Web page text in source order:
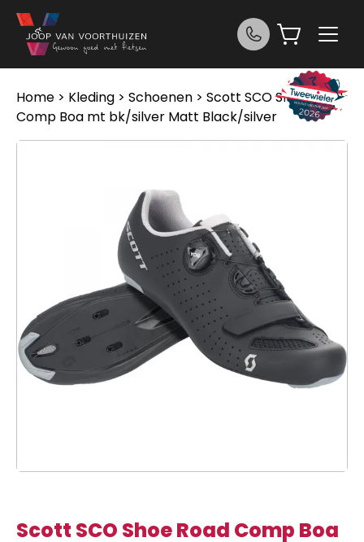
Ga naar de inhoud
Home > Kleding > Schoenen > Scott SCO Shoe Road
Comp Boa mt bk/silver Matt Black/silver
Scott SCO Shoe Road Comp Boa